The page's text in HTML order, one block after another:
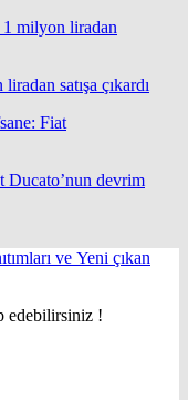
satışa çıkardı
Ducato’nun devrim
edebilirsiniz !